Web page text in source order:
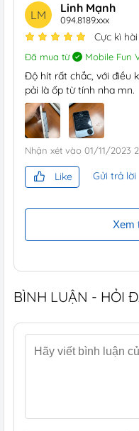
LM Linh Mạnh
094.8189.xxx
Cực kì
Đã mua từ Mobile Fun
Độ hít rất chắc, với điều
pải là ốp từ tính nha mn.
Nhận xét vào 01/11/2023
Like Gửi trả lời
Xem
BÌNH LUẬN - HỎI